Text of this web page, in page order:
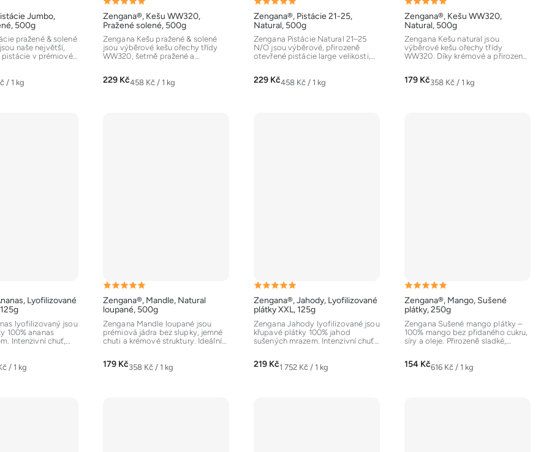
Jumbo,
500g
/ 1 kg
pražené & solené
naše největší,
pistácie v prémiové
Zengana®, Kešu WW320,
Pražené solené, 500g
Průměrné
hodnocení
produktu
je
z
229 KčMěrná
458 Kč / 1 kg
Zengana Kešu pražené & solené
jsou výběrové kešu ořechy třídy
WW320, šetrně pražené a
Zengana®, Pistácie 21-25,
Natural, 500g
Průměrné
hodnocení
produktu
je
z
229 KčMěrná
458 Kč / 1 kg
Zengana Pistácie Natural 21–25
N/O jsou výběrové, přirozeně
otevřené pistácie large velikosti,
Zengana®, Kešu WW320,
Natural, 500g
Průměrné
hodnocení
produktu
je
z
179 KčMěrná
358 Kč / 1 kg
Zengana Kešu natural jsou
výběrové kešu ořechy třídy
WW320. Díky krémové a přirozeně
Lyofilizované
/ 1 kg
lyofilizovaný jsou
100% ananas
Intenzivní chuť,
Zengana®, Mandle, Natural
loupané, 500g
Průměrné
hodnocení
produktu
je
z
179 KčMěrná
358 Kč / 1 kg
Zengana Mandle loupané jsou
prémiová jádra bez slupky, jemné
chuti a krémové struktury. Ideální
Zengana®, Jahody, Lyofilizované
plátky XXL, 125g
Průměrné
hodnocení
produktu
je
z
219 KčMěrná
1 752 Kč / 1 kg
Zengana Jahody lyofilizované jsou
křupavé plátky 100% jahod
sušených mrazem. Intenzivní chuť,
Zengana®, Mango, Sušené
plátky, 250g
Průměrné
hodnocení
produktu
je
z
154 KčMěrná
616 Kč / 1 kg
Zengana Sušené mango plátky –
100% mango bez přidaného cukru,
síry a oleje. Přirozeně sladké,